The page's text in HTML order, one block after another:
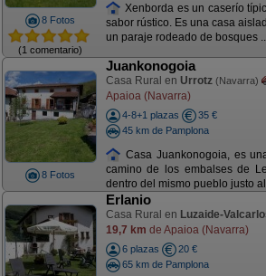
8 Fotos
(1 comentario)
Xenborda es un caserío
sabor rústico. Es una casa
un paraje rodeado de bosques
8 Fotos
Juankonogoia
Casa Rural en Urrotz (Navarra)
Apaioa (Navarra)
4-8+1 plazas
35 €
45 km de Pamplona
Casa Juankonogoia, es
camino de los embalses de
dentro del mismo pueblo justo
Erlanio
Casa Rural en Luzaide-
19,7 km de Apaioa (Navarra)
6 plazas
20 €
65 km de Pamplona